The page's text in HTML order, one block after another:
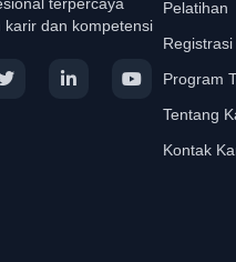
terpercaya
dan kompetensi
Pelatihan
Registrasi
Program
Tentang
Kontak